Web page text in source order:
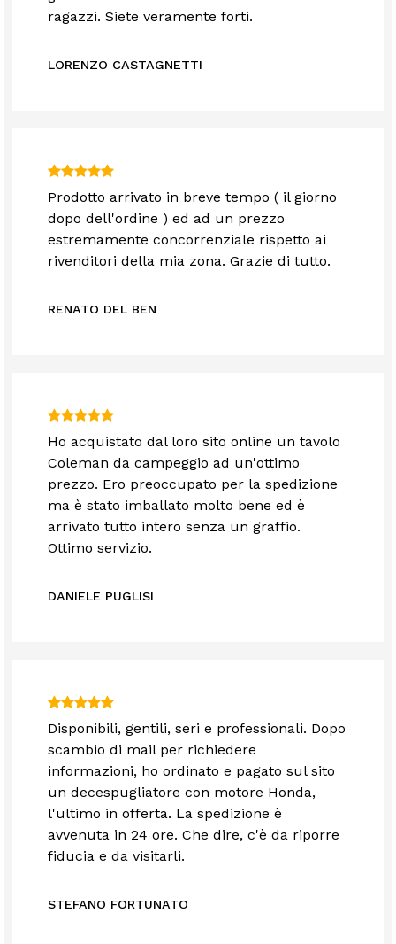
ragazzi. Siete veramente forti.
LORENZO CASTAGNETTI
Prodotto arrivato in breve tempo ( il giorno
dopo dell'ordine ) ed ad un prezzo
estremamente concorrenziale rispetto ai
rivenditori della mia zona. Grazie di tutto.
RENATO DEL BEN
Ho acquistato dal loro sito online un tavolo
Coleman da campeggio ad un'ottimo
prezzo. Ero preoccupato per la spedizione
ma è stato imballato molto bene ed è
arrivato tutto intero senza un graffio.
Ottimo servizio.
DANIELE PUGLISI
Disponibili, gentili, seri e professionali. Dopo
scambio di mail per richiedere
informazioni, ho ordinato e pagato sul sito
un decespugliatore con motore Honda,
l'ultimo in offerta. La spedizione è
avvenuta in 24 ore. Che dire, c'è da riporre
fiducia e da visitarli.
STEFANO FORTUNATO